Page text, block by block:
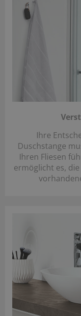
Ihre
Duschstange
Ihren Fliesen
ermöglicht es,